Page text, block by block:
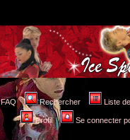
FAQ Rechercher Liste
Profil Se connecter